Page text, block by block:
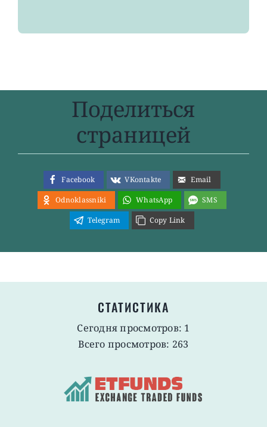
Поделиться
страницей
Facebook VKontakte
Email
Odnoklassniki
WhatsApp
SMS
Telegram
Copy Link
СТАТИСТИКА
Сегодня просмотров: 1
Всего просмотров: 263